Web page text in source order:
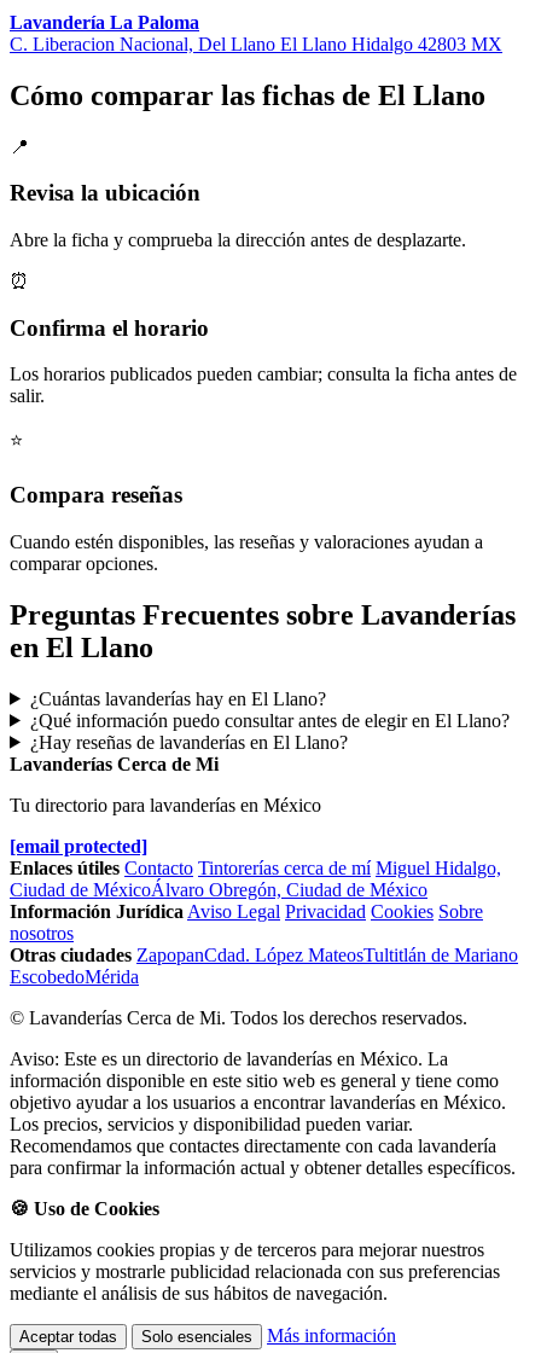
Lavandería La Paloma
C. Liberacion Nacional, Del Llano El Llano Hidalgo 42803 MX
Cómo comparar las fichas de El Llano
📍
Revisa la ubicación
Abre la ficha y comprueba la dirección antes de desplazarte.
⏰
Confirma el horario
Los horarios publicados pueden cambiar; consulta la ficha antes de
salir.
⭐
Compara reseñas
Cuando estén disponibles, las reseñas y valoraciones ayudan a
comparar opciones.
Preguntas Frecuentes sobre Lavanderías
en El Llano
¿Cuántas lavanderías hay en El Llano?
¿Qué información puedo consultar antes de elegir en El Llano?
¿Hay reseñas de lavanderías en El Llano?
Lavanderías Cerca de Mi
Tu directorio para lavanderías en México
[email protected]
Enlaces útiles Contacto Tintorerías cerca de mí Miguel Hidalgo,
Ciudad de MéxicoÁlvaro Obregón, Ciudad de México
Información Jurídica Aviso Legal Privacidad Cookies Sobre
nosotros
Otras ciudades ZapopanCdad. López MateosTultitlán de Mariano
EscobedoMérida
© Lavanderías Cerca de Mi. Todos los derechos reservados.
Aviso: Este es un directorio de lavanderías en México. La
información disponible en este sitio web es general y tiene como
objetivo ayudar a los usuarios a encontrar lavanderías en México.
Los precios, servicios y disponibilidad pueden variar.
Recomendamos que contactes directamente con cada lavandería
para confirmar la información actual y obtener detalles específicos.
🍪 Uso de Cookies
Utilizamos cookies propias y de terceros para mejorar nuestros
servicios y mostrarle publicidad relacionada con sus preferencias
mediante el análisis de sus hábitos de navegación.
Aceptar todas Solo esenciales Más información